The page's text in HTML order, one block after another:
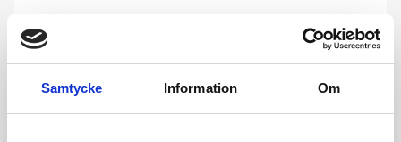
Samtycke Information Om